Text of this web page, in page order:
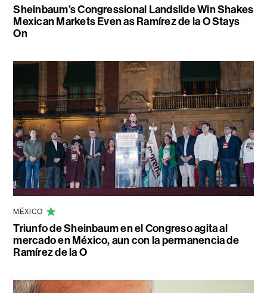
Sheinbaum’s Congressional Landslide Win Shakes
Mexican Markets Even as Ramírez de la O Stays
On
MÉXICO
Triunfo de Sheinbaum en el Congreso agita al
mercado en México, aun con la permanencia de
Ramírez de la O